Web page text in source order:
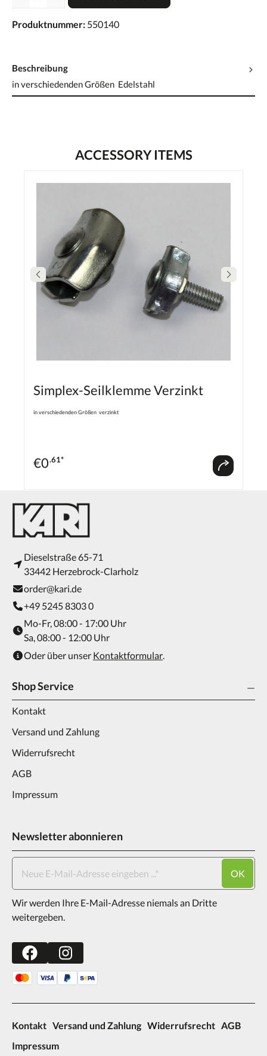
Produktnummer: 550140
Beschreibung
in verschiedenden Größen Edelstahl
ACCESSORY ITEMS
Simplex-Seilklemme Verzinkt
in verschiedenden Größen verzinkt
€0.61*
Dieselstraße 65-71
33442 Herzebrock-Clarholz
order@kari.de
+49 5245 8303 0
Mo-Fr, 08:00 - 17:00 Uhr
Sa, 08:00 - 12:00 Uhr
Oder über unser Kontaktformular.
Shop Service
Kontakt
Versand und Zahlung
Widerrufsrecht
AGB
Impressum
Newsletter abonnieren
OK
Wir werden Ihre E-Mail-Adresse niemals an Dritte
weitergeben.
Kontakt Versand und Zahlung Widerrufsrecht AGB
Impressum